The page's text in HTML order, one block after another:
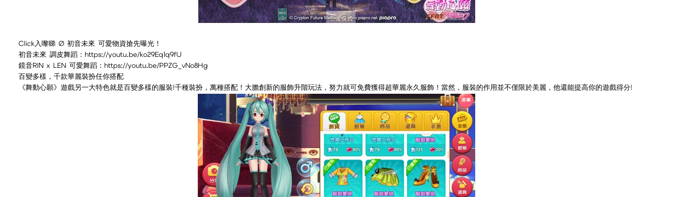
Click入嚟睇 Ø 初音未來 可愛物資搶先曝光！
初音未來 調皮舞蹈：https://youtu.be/ko29Eq1q9fU
鏡音RIN x LEN 可愛舞蹈：https://youtu.be/PPZG_vNo8Hg
百變多樣，千款華麗裝扮任你搭配
《舞動心願》遊戲另一大特色就是百變多樣的服裝!千種裝扮，萬種搭配！大膽創新的服飾升階玩法，努力就可免費獲得超華麗永久服飾！當然，服裝的作用並不僅限於美麗，他還能提高你的遊戲得分!